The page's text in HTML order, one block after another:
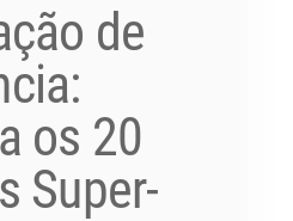
de
os 20
Super-